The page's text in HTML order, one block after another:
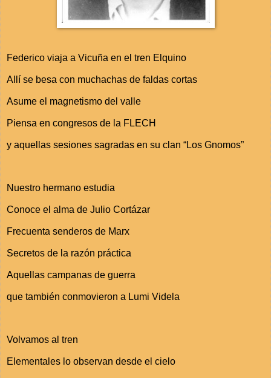
Federico viaja a Vicuña en el tren Elquino
Allí se besa con muchachas de faldas cortas
Asume el magnetismo del valle
Piensa en congresos de la FLECH
y aquellas sesiones sagradas en su clan “Los Gnomos”
Nuestro hermano estudia
Conoce el alma de Julio Cortázar
Frecuenta senderos de Marx
Secretos de la razón práctica
Aquellas campanas de guerra
que también conmovieron a Lumi Videla
Volvamos al tren
Elementales lo observan desde el cielo